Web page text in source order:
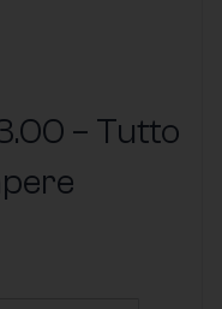
– Tutto